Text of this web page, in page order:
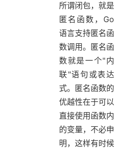
所谓闭包，就是
匿名函数，Go
语言支持匿名函
数调用。匿名函
数就是一个"内
联"语句或表达
式。匿名函数的
优越性在于可以
直接使用函数内
的变量，不必申
明，这样有时候